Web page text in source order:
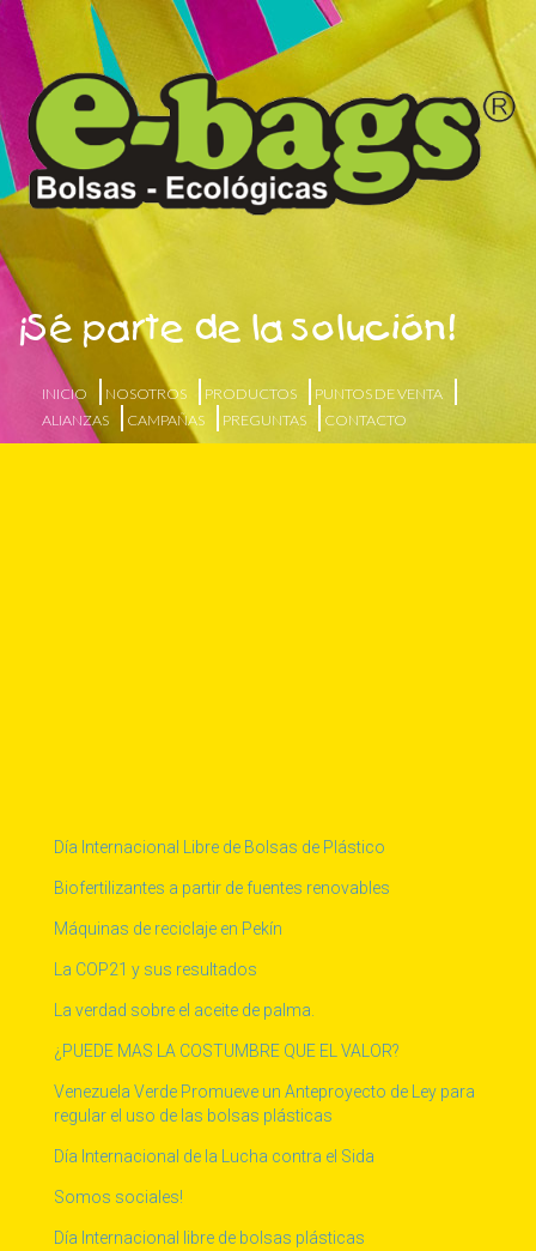
¡Sé parte de la solución!
INICIO NOSOTROS PRODUCTOS
PUNTOS DE VENTA
ALIANZAS
CAMPAÑAS PREGUNTAS CONTACTO
Día Internacional Libre de Bolsas de Plástico
Biofertilizantes a partir de fuentes renovables
Máquinas de reciclaje en Pekín
La COP21 y sus resultados
La verdad sobre el aceite de palma.
¿PUEDE MAS LA COSTUMBRE QUE EL VALOR?
Venezuela Verde Promueve un Anteproyecto de Ley para
regular el uso de las bolsas plásticas
Día Internacional de la Lucha contra el Sida
Somos sociales!
Día Internacional libre de bolsas plásticas